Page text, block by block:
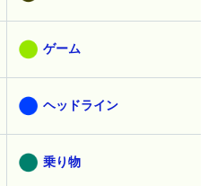
ゲーム
ヘッドライン
乗り物